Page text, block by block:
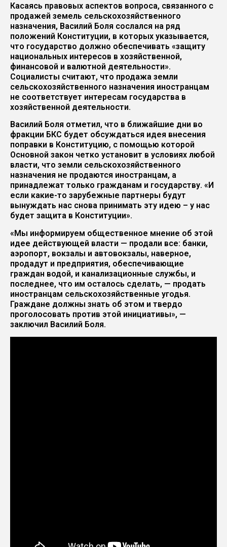
Касаясь правовых аспектов вопроса, связанного с
продажей земель сельскохозяйственного
назначения, Василий Боля сослался на ряд
положений Конституции, в которых указывается,
что государство должно обеспечивать «защиту
национальных интересов в хозяйственной,
финансовой и валютной деятельности».
Социалисты считают, что продажа земли
сельскохозяйственного назначения иностранцам
не соответствует интересам государства в
хозяйственной деятельности.
Василий Боля отметил, что в ближайшие дни во
фракции БКС будет обсуждаться идея внесения
поправки в Конституцию, с помощью которой
Основной закон четко установит в условиях любой
власти, что земли сельскохозяйственного
назначения не продаются иностранцам, а
принадлежат только гражданам и государству. «И
если какие-то зарубежные партнеры будут
вынуждать нас снова принимать эту идею – у нас
будет защита в Конституции».
«Мы информируем общественное мнение об этой
идее действующей власти — продали все: банки,
аэропорт, вокзалы и автовокзалы, наверное,
продадут и предприятия, обеспечивающие
граждан водой, и канализационные службы, и
последнее, что им осталось сделать, — продать
иностранцам сельскохозяйственные угодья.
Граждане должны знать об этом и твердо
проголосовать против этой инициативы», —
заключил Василий Боля.